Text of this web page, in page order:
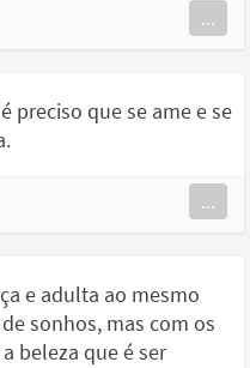
...
preciso que se ame e se
...
e adulta ao mesmo
sonhos, mas com os
beleza que é ser